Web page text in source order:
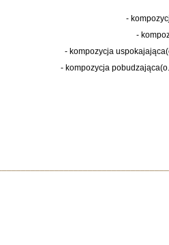
-
-
- kompozycja
- kompozycja